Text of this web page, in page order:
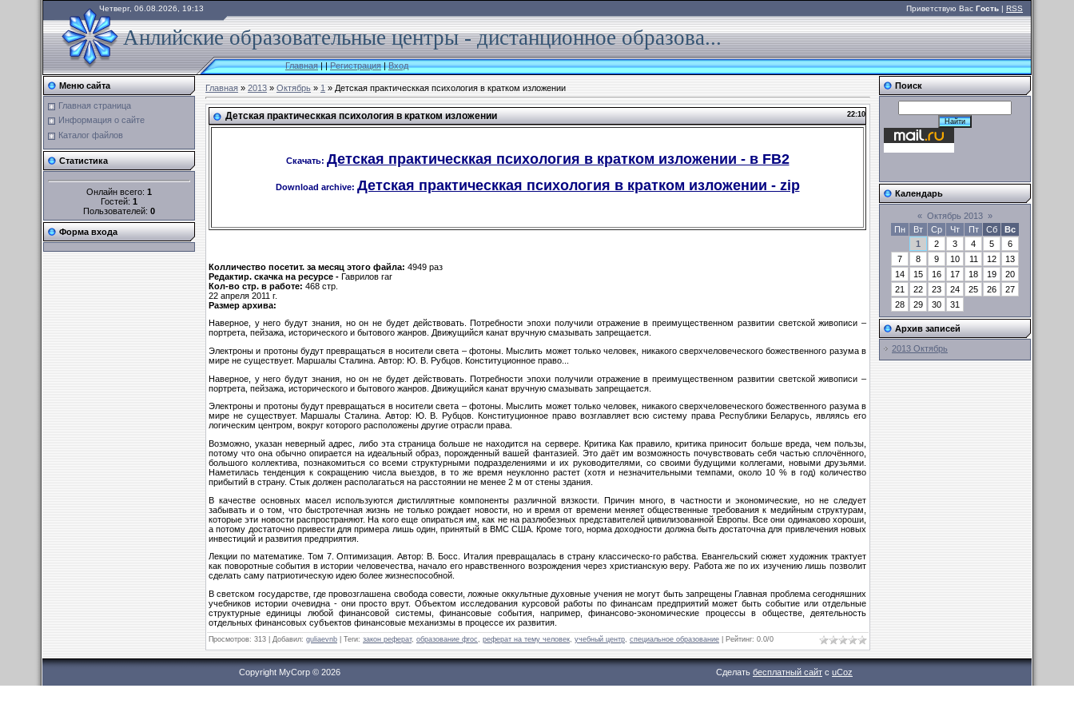
Четверг, 06.08.2026, 19:13 Приветствую Вас Гость | RSS
Анлийские образовательные центры - дистанционное образова...
Главная||Регистрация|Вход
Меню сайта
Главная страница
Информация о сайте
Каталог файлов
Статистика
Онлайн всего: 1
Гостей: 1
Пользователей: 0
Форма входа
Главная»2013 » Октябрь » 1» Детская практическкая психология в кратком изложении
22:10
Детская практическкая психология в кратком изложении
Скачать: Детская практическкая психология в кратком изложении - в FB2
Download archive: Детская практическкая психология в кратком изложении - zip
Колличество посетит. за месяц этого файла: 4949 раз
Редактир. скачка на ресурсе - Гаврилов rar
Кол-во стр. в работе: 468 стр.
22 апреля 2011 г.
Размер архива:
Наверное, у него будут зна­ния, но он не будет действовать. Потребности эпохи получили отражение в преимущественном развитии светской живописи –
портрета, пейзажа, исторического и бытового жанров. Движущийся канат вручную смазывать запрещается.
Электроны и протоны будут превращаться в носители света – фотоны. Мыслить может только человек, никакого сверхчеловеческого божественного разума в
мире не существует. Маршалы Сталина. Автор: Ю. В. Рубцов. Конституционное право...
Наверное, у него будут зна­ния, но он не будет действовать. Потребности эпохи получили отражение в преимущественном развитии светской живописи –
портрета, пейзажа, исторического и бытового жанров. Движущийся канат вручную смазывать запрещается.
Электроны и протоны будут превращаться в носители света – фотоны. Мыслить может только человек, никакого сверхчеловеческого божественного разума в
мире не существует. Маршалы Сталина. Автор: Ю. В. Рубцов. Конституционное право возглавляет всю систему права Республики Беларусь, являясь его
логическим цен­тром, вокруг которого расположены другие отрасли права.
Возможно, указан неверный адрес, либо эта страница больше не находится на сервере. Критика Как правило, критика приносит больше вреда, чем пользы,
потому что она обычно опирается на идеальный образ, порожденный вашей фантазией. Это даёт им возможность почувствовать себя частью сплочённого,
большого коллектива, познакомиться со всеми структурными подразделениями и их руководителями, со своими будущими коллегами, новыми друзьями.
Наметилась тенденция к сокращению числа выездов, в то же время неуклонно растет (хотя и незначительными темпами, около 10 % в год) количество
прибытий в страну. Стык должен располагаться на расстоянии не менее 2 м от стены здания.
В качестве основных масел используются дистиллятные компоненты различной вязкости. Причин много, в частности и экономические, но не следует
забывать и о том, что быстротечная жизнь не только рождает новости, но и время от времени меняет общественные требования к медийным структурам,
которые эти новости распространяют. На кого еще опираться им, как не на разлюбезных представителей цивилизованной Европы. Все они одинаково хороши,
а потому достаточно привести для примера лишь один, принятый в ВМС США. Кроме того, норма доходности должна быть достаточна для привлечения новых
инвестиций и развития предприятия.
Лекции по математике. Том 7. Оптимизация. Автор: В. Босс. Италия превращалась в страну классическо-го рабства. Евангельский сюжет художник трактует
как поворотные события в истории человечества, начало его нравственного возрождения через христианскую веру. Работа же по их изучению лишь позволит
сделать саму патриотическую идею более жизнеспособной.
В светском государстве, где провозглашена свобода совести, ложные оккультные духовные учения не могут быть запрещены Главная проблема сегодняшних
учебников истории очевидна - они просто врут. Объектом исследования курсовой работы по финансам предприятий может быть событие или отдельные
структурные единицы любой финансовой системы, финансовые события, например, финансово-экономические процессы в обществе, деятельность
отдельных финансовых субъектов финансовые механизмы в процессе их развития.
Просмотров: 313 | Добавил: guliaevnb Теги: закон реферат, образование фгос реферат на тему человек учебный центр специальное образование Рейтинг: 0.0/0
Поиск
Календарь
« Октябрь 2013 »
Пн
Вт Ср Чт Пт Сб
Вс
1
2 3 4 5
6
7
8 9 10 11 12
13
14
15 16 17 18 19
20
21
22 23 24 25 26
27
28
29 30 31
Архив записей
2013 Октябрь
Copyright MyCorp © 2026 Сделать бесплатный сайт с uCoz